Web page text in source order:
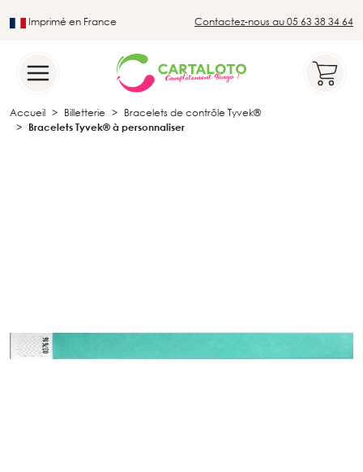
Imprimé en France Contactez-nous au 05 63 38 34 64
Accueil Billetterie
Bracelets de contrôle Tyvek®
Bracelets Tyvek® à personnaliser